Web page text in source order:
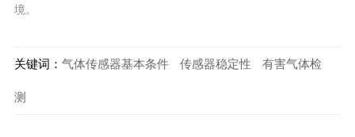
境。
关键词： 气体传感器基本条件 传感器稳定性 有害气体检
测